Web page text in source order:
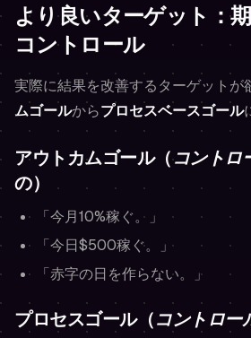
より良いターゲット：
コントロール
実際に結果を改善するターゲットが
ムゴールからプロセスベースゴール
アウトカムゴール（コントロ
の）
「今月10%稼ぐ。」
「今日$500稼ぐ。」
「赤字の日を作らない。」
プロセスゴール（コントロー